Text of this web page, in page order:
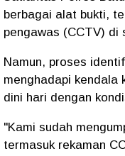
berbagai alat bukti,
pengawas (CCTV) di
Namun, proses
menghadapi kendala
dini hari dengan
"Kami sudah
termasuk rekaman